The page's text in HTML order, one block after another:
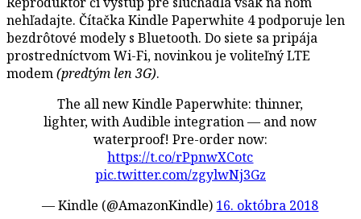
nehľadajte. Čítačka Kindle Paperwhite 4 podporuje len
bezdrôtové modely s Bluetooth. Do siete sa pripája
prostredníctvom Wi-Fi, novinkou je voliteľný LTE
modem(predtým len 3G).
The all new Kindle Paperwhite: thinner,
lighter, with Audible integration — and now
waterproof! Pre-order now:
https://t.co/rPpnwXCotc
pic.twitter.com/zgylwNj3Gz
— Kindle (@AmazonKindle) 16. októbra 2018